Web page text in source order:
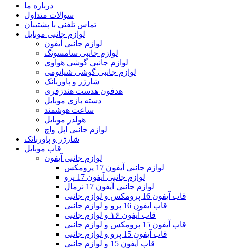
درباره ما
سوالات متداول
تماس تلفنی با پشتیبان
لوازم جانبی موبایل
لوازم جانبی آیفون
لوازم جانبی سامسونگ
لوازم جانبی گوشی هواوی
لوازم جانبی گوشی شیائومی
شارژر و پاوربانک
هدفون هدست هندزفری
دسته بازی موبایل
ساعت هوشمند
هولدر موبایل
لوازم جانبی اپل واچ
شارژر و پاوربانک
قاب موبایل
لوازم جانبی آیفون
لوازم جانبی آیفون 17 پرومکس
لوازم جانبی آیفون 17 پرو
لوازم جانبی آیفون 17 نرمال
قاب آیفون 16 پرومکس و لوازم جانبی
قاب ایفون 16 پرو و لوازم جانبی
قاب آیفون ۱۶ و لوازم جانبی
قاب آیفون 15 پرومکس و لوازم جانبی
قاب آیفون 15 پرو و لوازم جانبی
قاب آیفون 15 و لوازم جانبی